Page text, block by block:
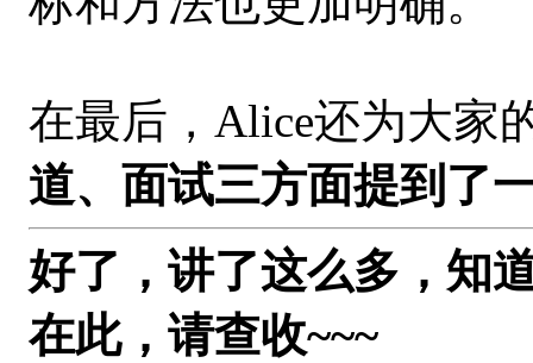
在最后，Alice还为大家
道、面试三方面提到了
好了，讲了这么多，知
在此，请查收~~~